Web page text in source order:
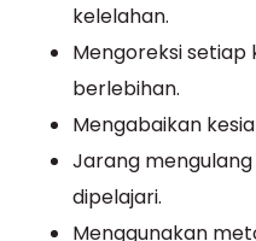
kelelahan.
Mengoreksi setiap
berlebihan.
Mengabaikan
Jarang
dipelajari.
Menggunakan